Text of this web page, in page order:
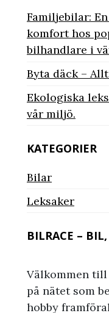
Familjebilar:
komfort hos
bilhandlare i
Byta däck –
Ekologiska
vår miljö.
KATEGORIER
Bilar
Leksaker
BILRACE –
Välkommen till
på nätet som
hobby